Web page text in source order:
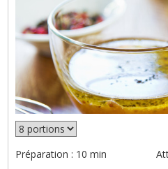
Préparation : 10 min